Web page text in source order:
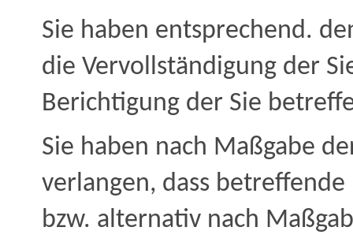
Sie haben entsprechend.
die Vervollständigung der
Berichtigung der Sie
Sie haben nach Maßgabe
verlangen, dass
bzw. alternativ nach